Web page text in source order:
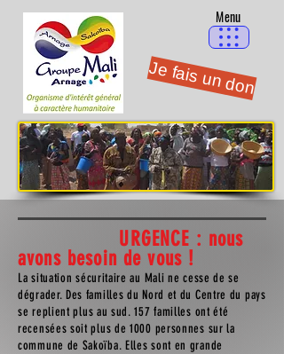
Je fais un don
Menu
URGENCE : nous
avons besoin de vous !
La situation sécuritaire au Mali ne cesse de se
dégrader. Des familles du Nord et du Centre du pays
se replient plus au sud. 157 familles ont été
recensées soit plus de 1000 personnes sur la
commune de Sakoïba. Elles sont en grande